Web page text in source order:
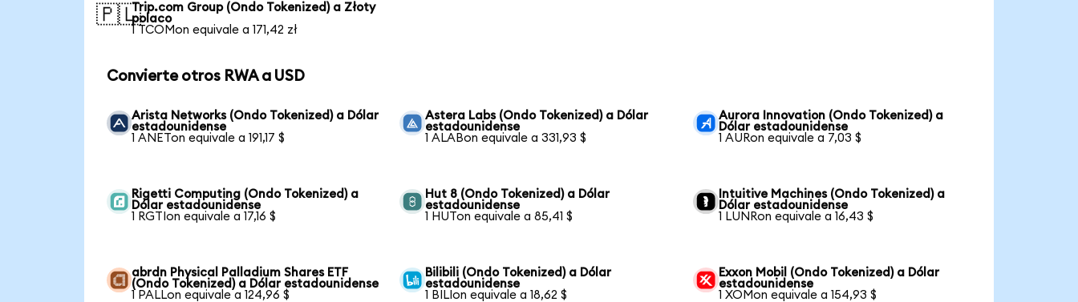
🇵🇱Trip.com Group (Ondo Tokenized) a Złoty
polaco
1 TCOMon equivale a 171,42 zł
Convierte otros RWA a USD
Arista Networks (Ondo Tokenized) a Dólar
estadounidense
1 ANETon equivale a 191,17 $
Astera Labs (Ondo Tokenized) a Dólar
estadounidense
1 ALABon equivale a 331,93 $
Aurora Innovation (Ondo Tokenized) a
Dólar estadounidense
1 AURon equivale a 7,03 $
Rigetti Computing (Ondo Tokenized) a
Dólar estadounidense
1 RGTIon equivale a 17,16 $
Hut 8 (Ondo Tokenized) a Dólar
estadounidense
1 HUTon equivale a 85,41 $
Intuitive Machines (Ondo Tokenized) a
Dólar estadounidense
1 LUNRon equivale a 16,43 $
abrdn Physical Palladium Shares ETF
(Ondo Tokenized) a Dólar estadounidense
1 PALLon equivale a 124,96 $
Bilibili (Ondo Tokenized) a Dólar
estadounidense
1 BILIon equivale a 18,62 $
Exxon Mobil (Ondo Tokenized) a Dólar
estadounidense
1 XOMon equivale a 154,93 $